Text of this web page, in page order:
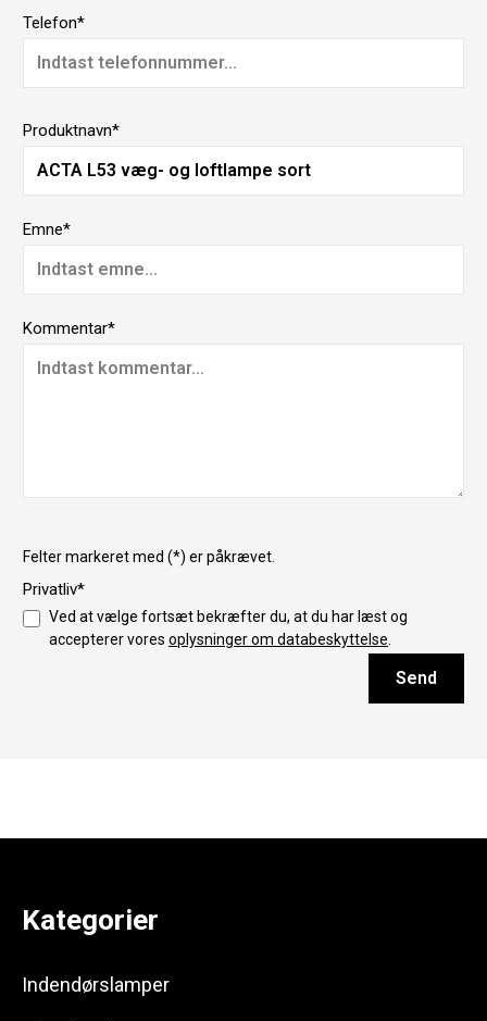
Telefon*
Produktnavn*
Emne*
Kommentar*
Felter markeret med (*) er påkrævet.
Privatliv*
Ved at vælge fortsæt bekræfter du, at du har læst og
accepterer vores oplysninger om databeskyttelse
Send
Kategorier
Indendørslamper